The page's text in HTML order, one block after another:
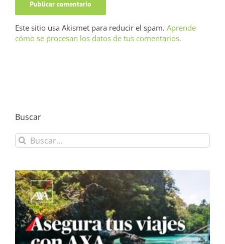
Este sitio usa Akismet para reducir el spam. Aprende
cómo se procesan los datos de tus comentarios.
Buscar
Buscar: